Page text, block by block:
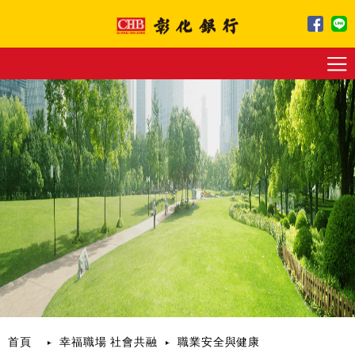
主
內
容
區
塊
首頁 幸福職場 社會共融 職業安全與健康